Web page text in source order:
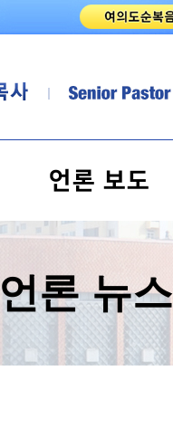
언론 보도
론 뉴스